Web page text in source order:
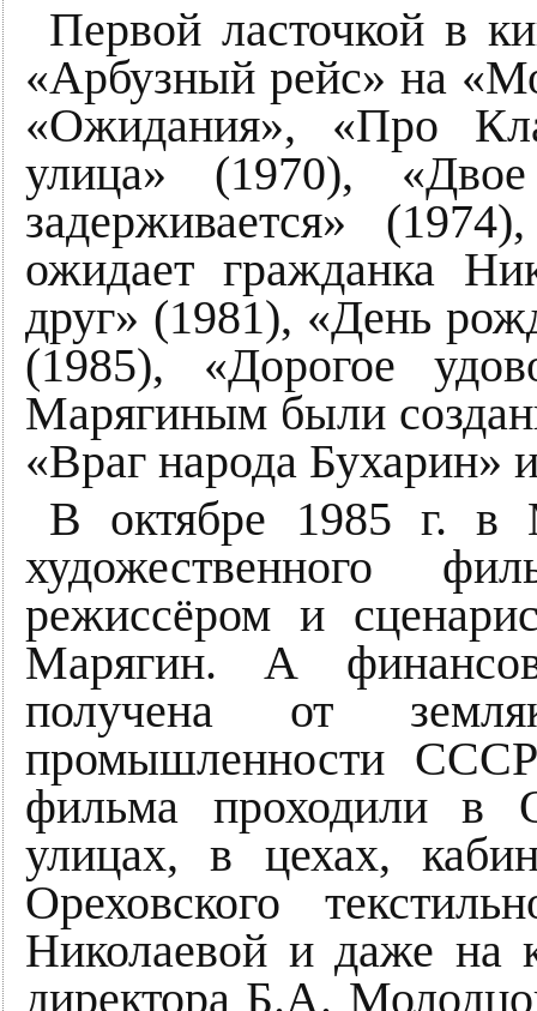
Первой ласточкой в
«Арбузный рейс» на
«Ожидания», «Про
улица» (1970),
задерживается»
ожидает гражданка
друг» (1981), «День
(1985), «Дорогое
Марягиным были
«Враг народа Бухарин»
В октябре 1985 г. в
художественного
режиссёром и
Марягин. А
получена от
промышленности
фильма проходили в
улицах, в цехах,
Ореховского
Николаевой и даже на
директора Б.А.